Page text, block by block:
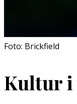
Foto: Brickfield
Kultur i